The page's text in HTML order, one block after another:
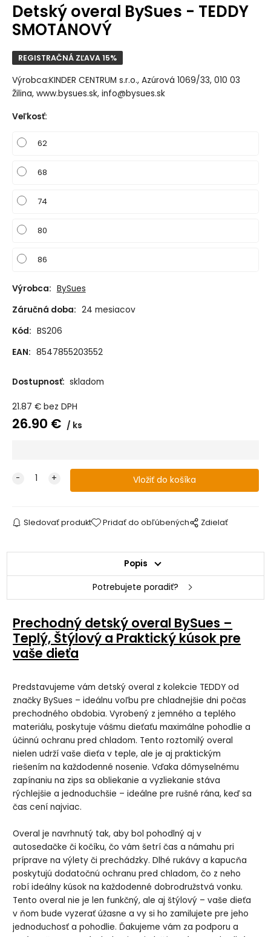
Detský overal BySues - TEDDY
SMOTANOVÝ
REGISTRAČNÁ ZĽAVA 15%
Výrobca:KINDER CENTRUM s.r.o., Azúrová 1069/33, 010 03
Žilina, www.bysues.sk, info@bysues.sk
Veľkosť:
62
68
74
80
86
Výrobca: BySues
Záručná doba: 24 mesiacov
Kód: BS206
EAN: 8547855203552
Dostupnosť: skladom
21.87 € bez DPH
26.90 € ks
Sledovať produkt Pridať do obľúbených Zdielať
Popis
Potrebujete poradiť?
Prechodný detský overal BySues –
Teplý, Štýlový a Praktický kúsok pre
vaše dieťa
Predstavujeme vám detský overal z kolekcie TEDDY od
značky BySues – ideálnu voľbu pre chladnejšie dni počas
prechodného obdobia. Vyrobený z jemného a teplého
materiálu, poskytuje vášmu dieťaťu maximálne pohodlie a
účinnú ochranu pred chladom. Tento roztomilý overal
nielen udrží vaše dieťa v teple, ale je aj praktickým
riešením na každodenné nosenie. Vďaka dômyselnému
zapínaniu na zips sa obliekanie a vyzliekanie stáva
rýchlejšie a jednoduchšie – ideálne pre rušné rána, keď sa
čas cení najviac.
Overal je navrhnutý tak, aby bol pohodlný aj v
autosedačke či kočíku, čo vám šetrí čas a námahu pri
príprave na výlety či prechádzky. Dlhé rukávy a kapucňa
poskytujú dodatočnú ochranu pred chladom, čo z neho
robí ideálny kúsok na každodenné dobrodružstvá vonku.
Tento overal nie je len funkčný, ale aj štýlový – vaše dieťa
v ňom bude vyzerať úžasne a vy si ho zamilujete pre jeho
jednoduchosť a pohodlie. Ďakujeme vám za podporu a